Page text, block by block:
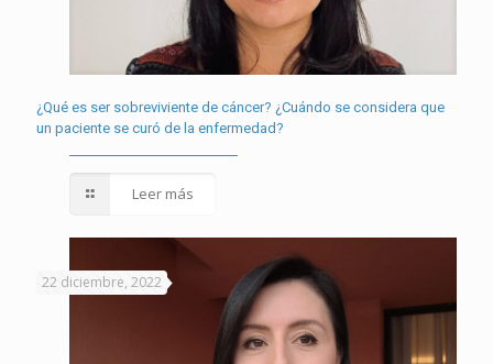
¿Qué es ser sobreviviente de cáncer? ¿Cuándo se considera que
un paciente se curó de la enfermedad?
Leer más
22 diciembre, 2022